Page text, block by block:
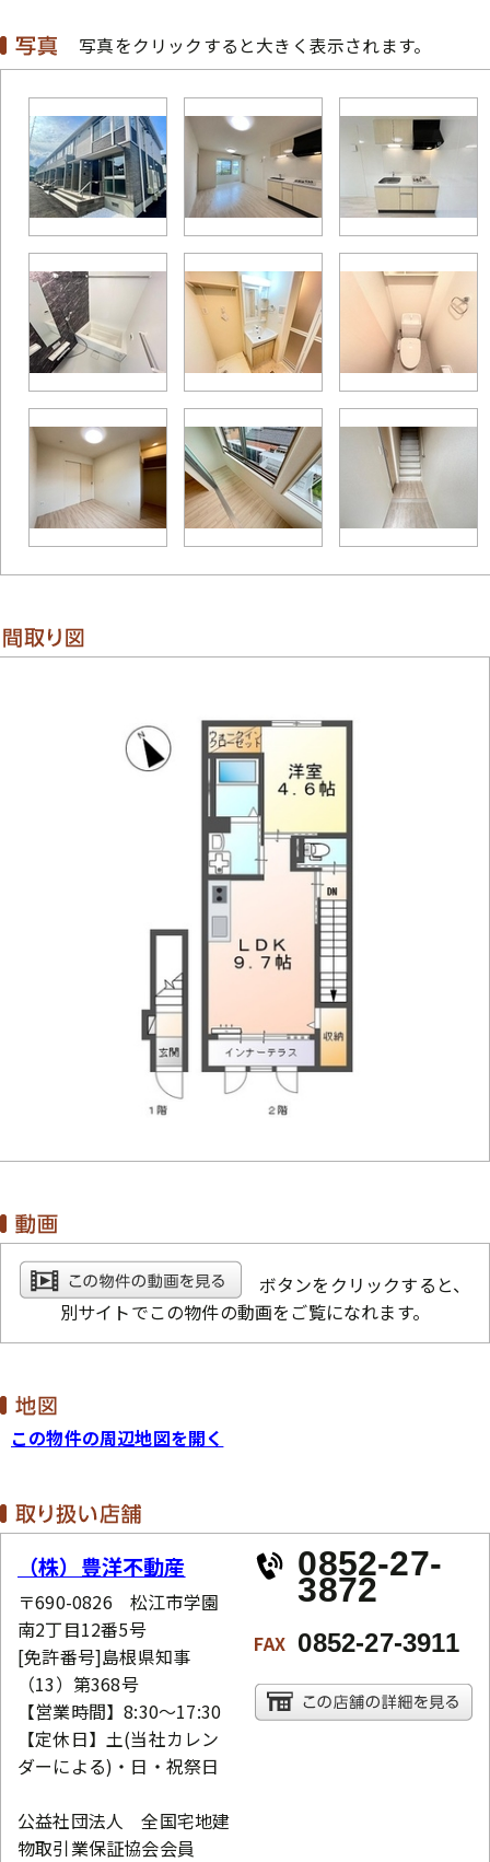
写真をクリックすると大きく表示されます。
ボタンをクリックすると、
別サイトでこの物件の動画をご覧になれます。
この物件の周辺地図を開く
（株）豊洋不動産
〒690-0826 松江市学園
南2丁目12番5号
[免許番号]島根県知事
（13）第368号
【営業時間】8:30～17:30
【定休日】土(当社カレン
ダーによる)・日・祝祭日
公益社団法人 全国宅地建
物取引業保証協会会員
0852-27-
3872
FAX 0852-27-3911